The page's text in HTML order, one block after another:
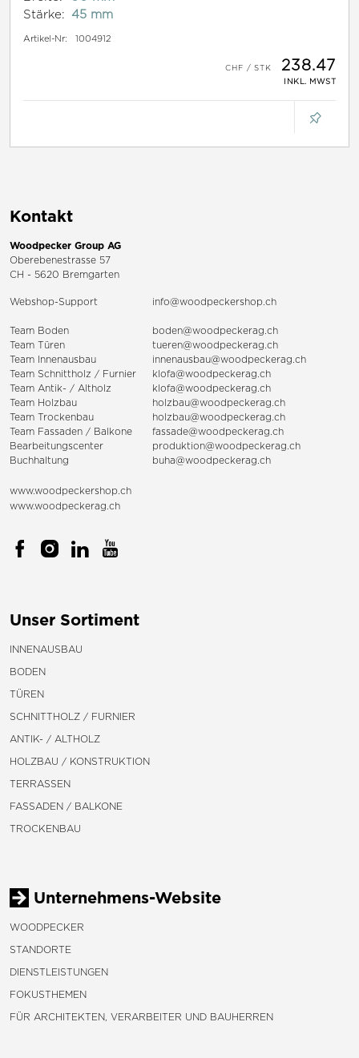
Stärke:
45 mm
Artikel-Nr: 1004912
238.47
INKL. MWST
Kontakt
Woodpecker Group AG
Oberebenestrasse 57
CH - 5620 Bremgarten
Webshop-Support info@woodpeckershop.ch
Team Boden
boden@woodpeckerag.ch
Team Türen
tueren@woodpeckerag.ch
Team Innenausbau
innenausbau@woodpeckerag.ch
Team Schnittholz / Furnier
klofa@woodpeckerag.ch
Team Antik- / Altholz
klofa@woodpeckerag.ch
Team Holzbau
holzbau@woodpeckerag.ch
Team Trockenbau
holzbau@woodpeckerag.ch
Team Fassaden / Balkone
fassade@woodpeckerag.ch
Bearbeitungscenter
produktion@woodpeckerag.ch
Buchhaltung
buha@woodpeckerag.ch
www.woodpeckershop.ch
www.woodpeckerag.ch
Unser Sortiment
INNENAUSBAU
BODEN
TÜREN
SCHNITTHOLZ / FURNIER
ANTIK- / ALTHOLZ
HOLZBAU / KONSTRUKTION
TERRASSEN
FASSADEN / BALKONE
TROCKENBAU
Unternehmens-Website
WOODPECKER
STANDORTE
DIENSTLEISTUNGEN
FOKUSTHEMEN
FÜR ARCHITEKTEN, VERARBEITER UND BAUHERREN